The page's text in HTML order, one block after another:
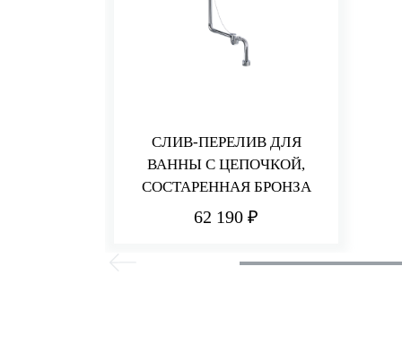
СЛИВ-ПЕРЕЛИВ ДЛЯ
ВАННЫ С ЦЕПОЧКОЙ,
СОСТАРЕННАЯ БРОНЗА
62 190 ₽